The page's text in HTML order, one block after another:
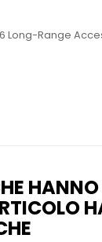
Long-Range